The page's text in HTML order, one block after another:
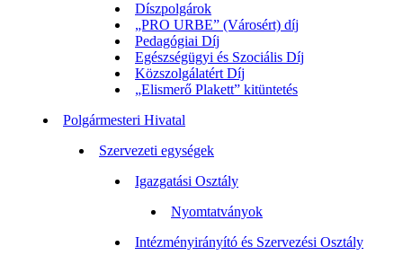
Díszpolgárok
„PRO URBE” (Városért) díj
Pedagógiai Díj
Egészségügyi és Szociális Díj
Közszolgálatért Díj
„Elismerő Plakett” kitüntetés
Polgármesteri Hivatal
Szervezeti egységek
Igazgatási Osztály
Nyomtatványok
Intézményirányító és Szervezési Osztály